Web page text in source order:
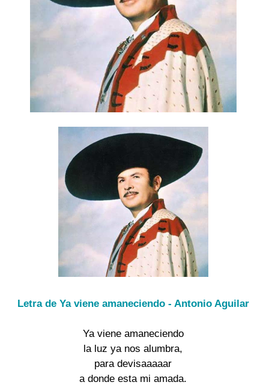
Letra de Ya viene amaneciendo - Antonio Aguilar
Ya viene amaneciendo
la luz ya nos alumbra,
para devisaaaaar
a donde esta mi amada.